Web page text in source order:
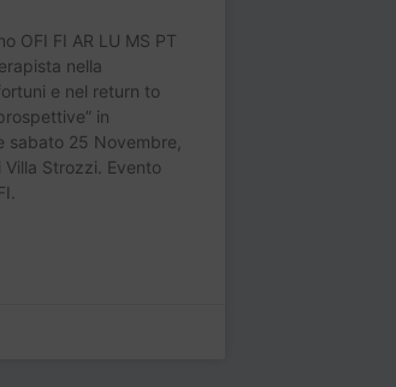
OFI FI AR LU MS PT
nella
e nel return to
in
sabato 25 Novembre,
Strozzi. Evento